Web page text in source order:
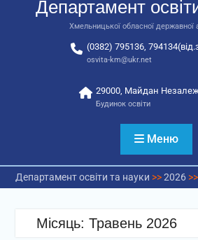
виховання
Департамент
Хмельницької обласної державної
(0382) 795136,
osvita-km@ukr.net
29000, Майдан
Будинок освіти
Меню
Департамент освіти та науки >>2026>>
Місяць: Травень 2026